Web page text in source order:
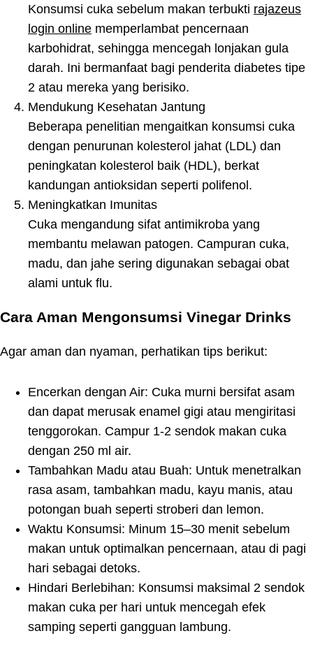
Konsumsi cuka sebelum makan terbukti rajazeus
login online memperlambat pencernaan
karbohidrat, sehingga mencegah lonjakan gula
darah. Ini bermanfaat bagi penderita diabetes tipe
2 atau mereka yang berisiko.
Mendukung Kesehatan Jantung
Beberapa penelitian mengaitkan konsumsi cuka
dengan penurunan kolesterol jahat (LDL) dan
peningkatan kolesterol baik (HDL), berkat
kandungan antioksidan seperti polifenol.
Meningkatkan Imunitas
Cuka mengandung sifat antimikroba yang
membantu melawan patogen. Campuran cuka,
madu, dan jahe sering digunakan sebagai obat
alami untuk flu.
Cara Aman Mengonsumsi Vinegar Drinks
Agar aman dan nyaman, perhatikan tips berikut:
Encerkan dengan Air: Cuka murni bersifat asam
dan dapat merusak enamel gigi atau mengiritasi
tenggorokan. Campur 1-2 sendok makan cuka
dengan 250 ml air.
Tambahkan Madu atau Buah: Untuk menetralkan
rasa asam, tambahkan madu, kayu manis, atau
potongan buah seperti stroberi dan lemon.
Waktu Konsumsi: Minum 15–30 menit sebelum
makan untuk optimalkan pencernaan, atau di pagi
hari sebagai detoks.
Hindari Berlebihan: Konsumsi maksimal 2 sendok
makan cuka per hari untuk mencegah efek
samping seperti gangguan lambung.